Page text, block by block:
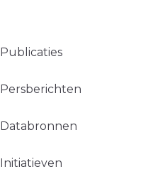
Publicaties
Persberichten
Databronnen
Initiatieven